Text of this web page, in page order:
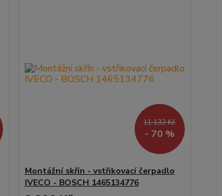
11 132 Kč
- 70 %
Montážní skřín - vstřikovací čerpadlo
IVECO - BOSCH 1465134776